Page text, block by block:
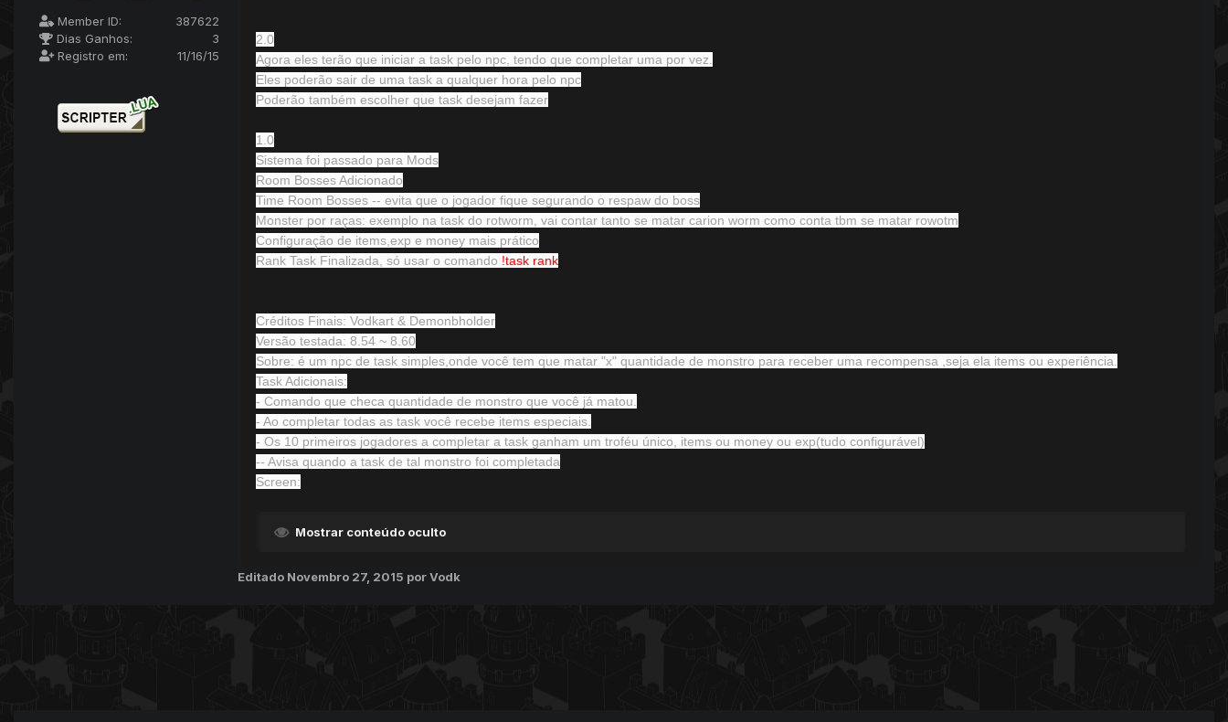
Member ID:
387622
Dias Ganhos:
3
Registro em:
11/16/15
2.0
Agora eles terão que iniciar a task pelo npc, tendo que completar uma por vez.
Eles poderão sair de uma task a qualquer hora pelo npc
Poderão também escolher que task desejam fazer
1.0
Sistema foi passado para Mods
Room Bosses Adicionado
Time Room Bosses -- evita que o jogador fique segurando o respaw do boss
Monster por raças: exemplo na task do rotworm, vai contar tanto se matar carion worm como conta tbm se matar rowotm
Configuração de items,exp e money mais prático
Rank Task Finalizada, só usar o comando !task rank
Créditos Finais: Vodkart & Demonbholder
Versão testada: 8.54 ~ 8.60
Sobre: é um npc de task simples,onde você tem que matar "x" quantidade de monstro para receber uma recompensa ,seja ela items ou experiência.
Task Adicionais:
- Comando que checa quantidade de monstro que você já matou.
- Ao completar todas as task você recebe items especiais.
- Os 10 primeiros jogadores a completar a task ganham um troféu único, items ou money ou exp(tudo configurável)
-- Avisa quando a task de tal monstro foi completada
Screen:
Mostrar conteúdo oculto
Editado Novembro 27, 2015 por Vodk